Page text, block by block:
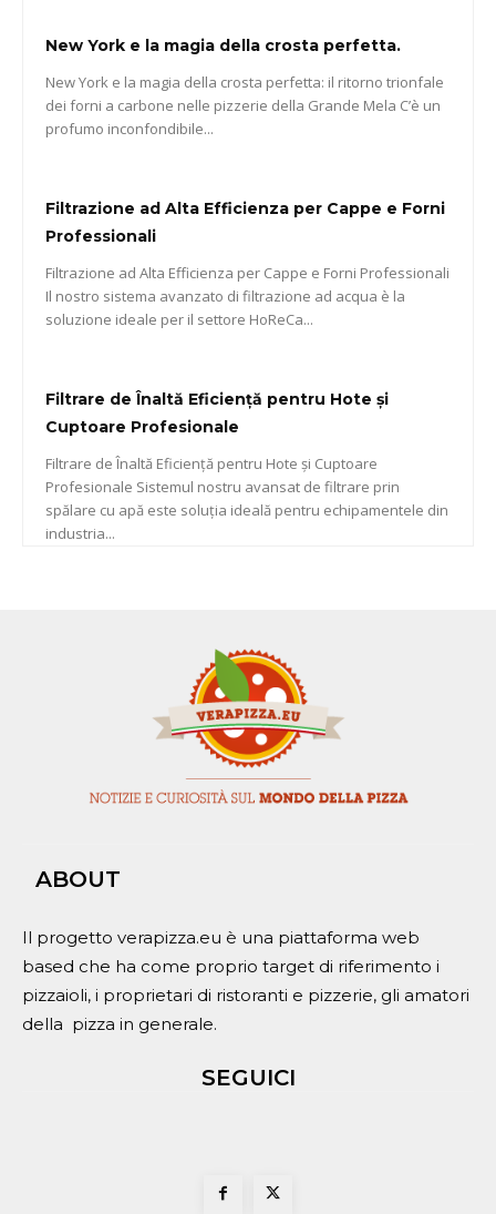
New York e la magia della crosta perfetta.
New York e la magia della crosta perfetta: il ritorno trionfale
dei forni a carbone nelle pizzerie della Grande Mela C’è un
profumo inconfondibile...
Filtrazione ad Alta Efficienza per Cappe e Forni
Professionali
Filtrazione ad Alta Efficienza per Cappe e Forni Professionali
Il nostro sistema avanzato di filtrazione ad acqua è la
soluzione ideale per il settore HoReCa...
Filtrare de Înaltă Eficiență pentru Hote și
Cuptoare Profesionale
Filtrare de Înaltă Eficiență pentru Hote și Cuptoare
Profesionale Sistemul nostru avansat de filtrare prin
spălare cu apă este soluția ideală pentru echipamentele din
industria...
ABOUT
Il progetto verapizza.eu è una piattaforma web
based che ha come proprio target di riferimento i
pizzaioli, i proprietari di ristoranti e pizzerie, gli amatori
della pizza in generale.
SEGUICI